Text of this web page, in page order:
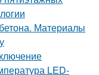
Материалы
LED-